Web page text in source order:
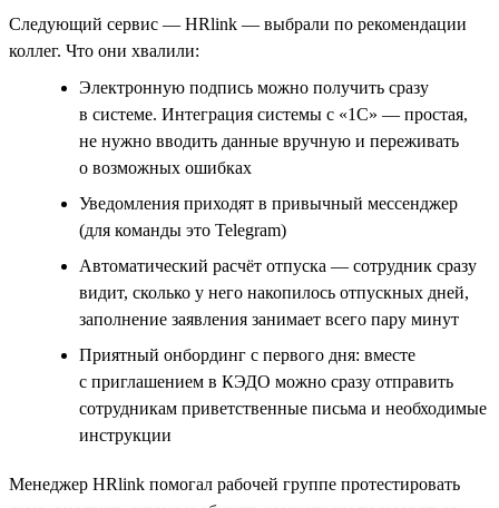
Следующий сервис — HRlink — выбрали по рекомендации
коллег. Что они хвалили:
Электронную подпись можно получить сразу
в системе. Интеграция системы с «1С» — простая,
не нужно вводить данные вручную и переживать
о возможных ошибках
Уведомления приходят в привычный мессенджер
(для команды это Telegram)
Автоматический расчёт отпуска — сотрудник сразу
видит, сколько у него накопилось отпускных дней,
заполнение заявления занимает всего пару минут
Приятный онбординг с первого дня: вместе
с приглашением в КЭДО можно сразу отправить
сотрудникам приветственные письма и необходимые
инструкции
Менеджер HRlink помогал рабочей группе протестировать